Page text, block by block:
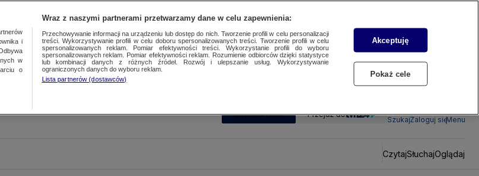
SUBSKRYBUJ Przejdź do
SzukajZaloguj sięMenu
CzytajSłuchajOglądaj
i
w
o
Wraz z naszymi partnerami przetwarzamy dane w celu zapewnienia:
Przechowywanie informacji na urządzeniu lub dostęp do nich. Tworzenie profili w celu personalizacji
treści. Wykorzystywanie profili w celu doboru spersonalizowanych treści. Tworzenie profili w celu
spersonalizowanych reklam. Pomiar efektywności treści. Wykorzystanie profili do wyboru
spersonalizowanych reklam. Pomiar efektywności reklam. Rozumienie odbiorców dzięki statystyce
lub kombinacji danych z różnych źródeł. Rozwój i ulepszanie usług. Wykorzystywanie
ograniczonych danych do wyboru reklam.
Lista partnerów (dostawców)
Akceptuję
Pokaż cele